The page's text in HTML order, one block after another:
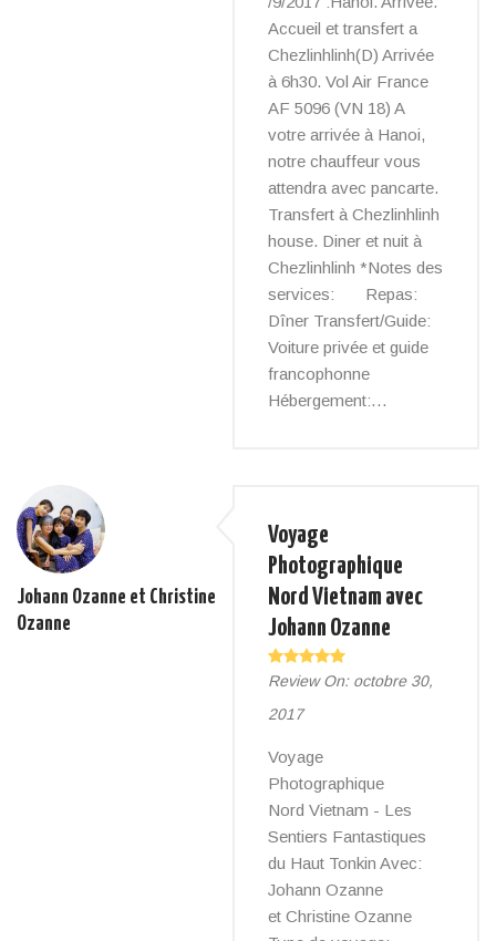
Accueil et transfert a
Chezlinhlinh(D) Arrivée
à 6h30. Vol Air France
AF 5096 (VN 18) A
votre arrivée à Hanoi,
notre chauffeur vous
attendra avec pancarte.
Transfert à Chezlinhlinh
house. Diner et nuit à
Chezlinhlinh *Notes des
services: Repas:
Dîner Transfert/Guide:
Voiture privée et guide
francophonne
Hébergement:…
Johann Ozanne et Christine
Ozanne
Voyage
Photographique
Nord Vietnam avec
Johann Ozanne
Review On: octobre 30,
2017
Voyage
Photographique
Nord Vietnam - Les
Sentiers Fantastiques
du Haut Tonkin Avec:
Johann Ozanne
et Christine Ozanne